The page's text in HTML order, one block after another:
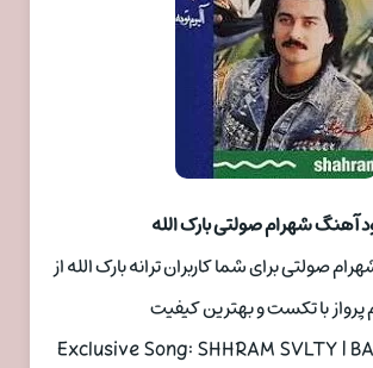
آهنگ شهرام صولتی بارک الله
صولتی برای شما کاربران ترانه بارک الله از
پرواز با تکست و بهترین کیفیت
Exclusive Song: SHHRAM SVLTY |